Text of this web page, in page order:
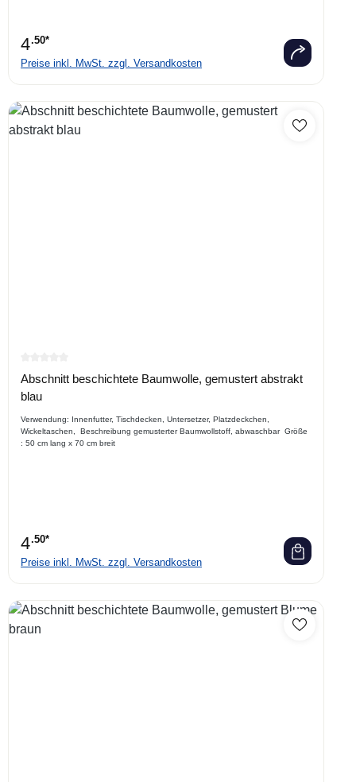
4.50*
Preise inkl. MwSt. zzgl. Versandkosten
Durchschnittliche Bewertung von 0 von 5 Sternen
Abschnitt beschichtete Baumwolle, gemustert abstrakt
blau
Verwendung: Innenfutter, Tischdecken, Untersetzer, Platzdeckchen,
Wickeltaschen, Beschreibung gemusterter Baumwollstoff, abwaschbar Größe
: 50 cm lang x 70 cm breit
4.50*
Preise inkl. MwSt. zzgl. Versandkosten